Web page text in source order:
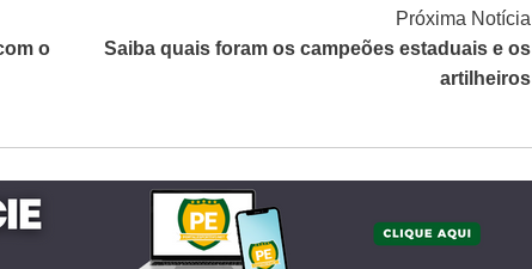
o
Próxima Notícia
Saiba quais foram os campeões estaduais e os
artilheiros